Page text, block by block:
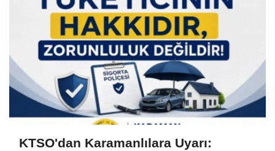
KTSO'dan Karamanlılara Uyarı: